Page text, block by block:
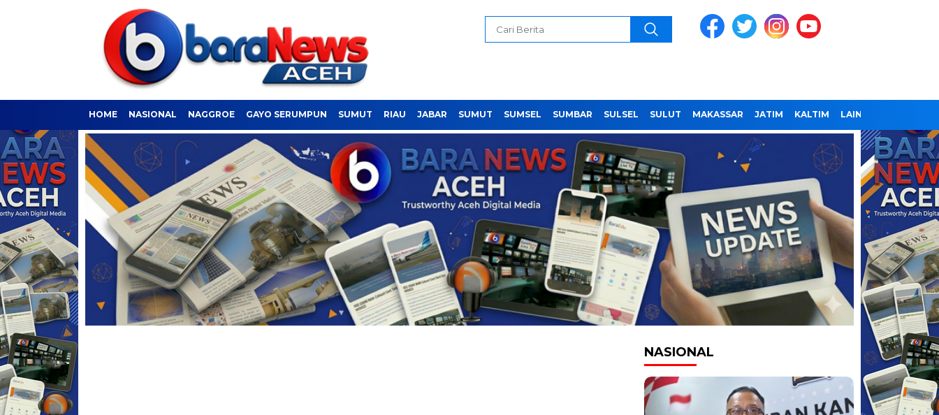
HOME NASIONAL NAGGROE GAYO SERUMPUN SUMUT RIAU JABAR SUMUT SUMSEL SUMBAR SULSEL SULUT MAKASSAR JATIM KALTIM LAINNYA
NASIONAL